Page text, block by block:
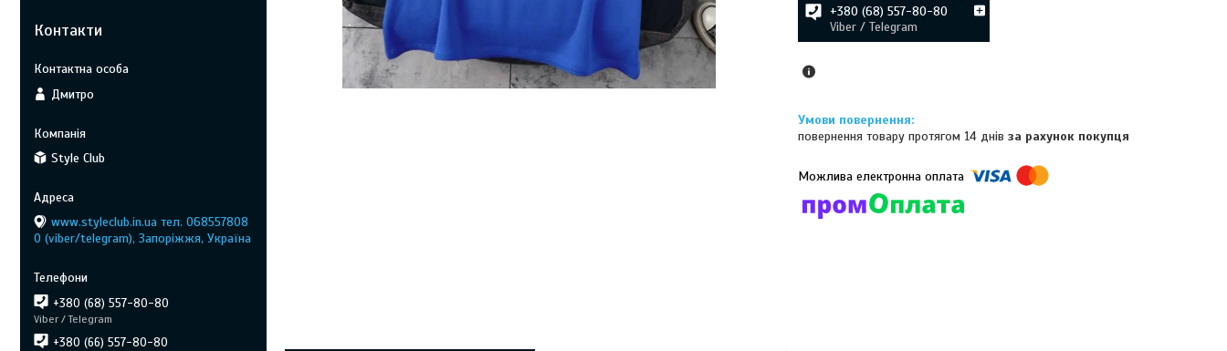
+380 (68) 557-80-80
Viber / Telegram
повернення товару протягом 14 днівза рахунок покупця
Контакти
Дмитро
Style Club
www.styleclub.in.ua тел. 068557808
0 (viber/telegram), Запоріжжя, Україна
+380 (68) 557-80-80
Viber / Telegram
+380 (66) 557-80-80